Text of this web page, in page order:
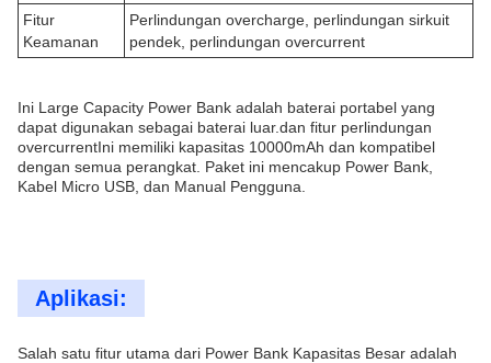
Fitur
Keamanan
Perlindungan overcharge, perlindungan sirkuit
pendek, perlindungan overcurrent
Ini Large Capacity Power Bank adalah baterai portabel yang
dapat digunakan sebagai baterai luar.dan fitur perlindungan
overcurrentIni memiliki kapasitas 10000mAh dan kompatibel
dengan semua perangkat. Paket ini mencakup Power Bank,
Kabel Micro USB, dan Manual Pengguna.
Aplikasi:
Salah satu fitur utama dari Power Bank Kapasitas Besar adalah